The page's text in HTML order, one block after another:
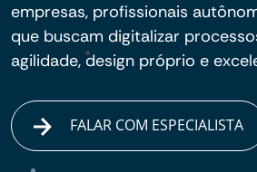
empresas, profissionais
que buscam digitalizar
agilidade, design próprio e
FALAR COM ESPECIALISTA